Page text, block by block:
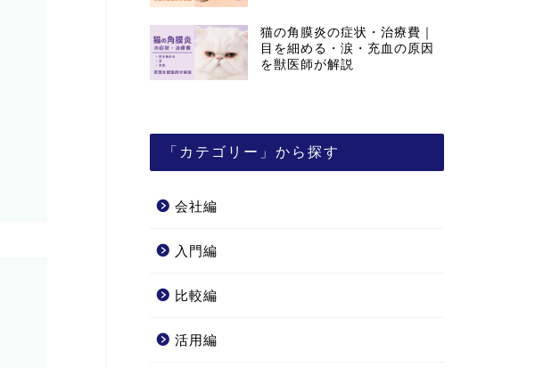
猫の角膜炎の症状・治療費｜
目を細める・涙・充血の原因
を獣医師が解説
「カテゴリー」から探す
会社編
入門編
比較編
活用編